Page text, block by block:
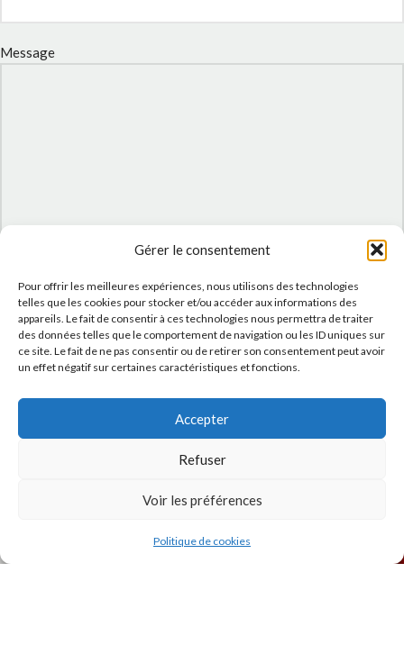
Gérer le consentement
Pour offrir les meilleures expériences, nous utilisons des technologies
telles que les cookies pour stocker et/ou accéder aux informations des
appareils. Le fait de consentir à ces technologies nous permettra de traiter
des données telles que le comportement de navigation ou les ID uniques sur
ce site. Le fait de ne pas consentir ou de retirer son consentement peut avoir
un effet négatif sur certaines caractéristiques et fonctions.
Accepter
Refuser
Voir les préférences
Politique de cookies
Message
INSTAGRAM